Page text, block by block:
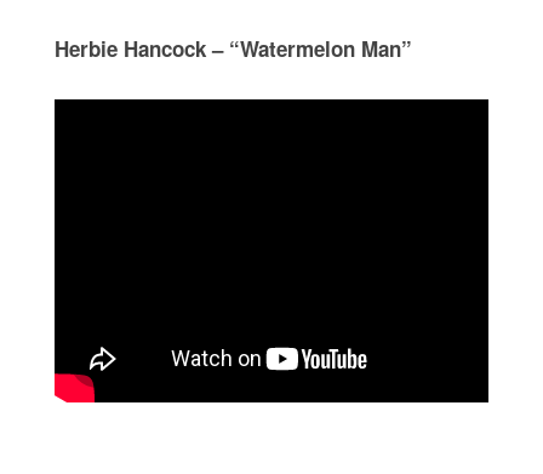
Herbie Hancock – “Watermelon Man”